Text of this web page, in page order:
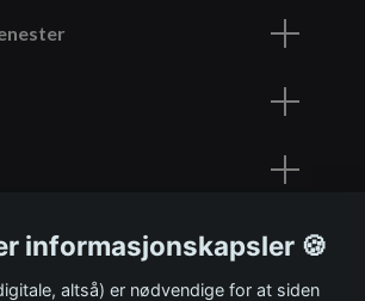
på vårt nyhetsbrev
informasjonskapsler 🍪
altså) er nødvendige for at siden